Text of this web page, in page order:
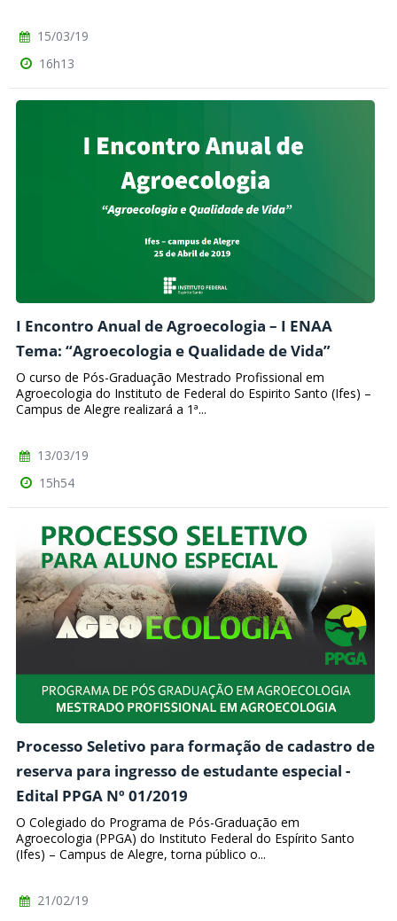
15/03/19
16h13
I Encontro Anual de Agroecologia – I ENAA
Tema: “Agroecologia e Qualidade de Vida”
O curso de Pós-Graduação Mestrado Profissional em
Agroecologia do Instituto de Federal do Espirito Santo (Ifes) –
Campus de Alegre realizará a 1ª...
13/03/19
15h54
Processo Seletivo para formação de cadastro de
reserva para ingresso de estudante especial -
Edital PPGA Nº 01/2019
O Colegiado do Programa de Pós-Graduação em
Agroecologia (PPGA) do Instituto Federal do Espírito Santo
(Ifes) – Campus de Alegre, torna público o...
21/02/19